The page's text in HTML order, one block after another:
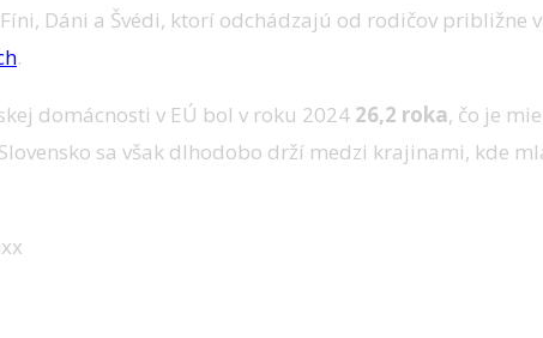
Dáni a Švédi, ktorí odchádzajú od rodičov približne
.
domácnosti v EÚ bol v roku 2024 26,2 roka, čo je
sa však dlhodobo drží medzi krajinami, kde